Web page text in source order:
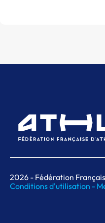
2026 - Fédération
Conditions d'utilisation -